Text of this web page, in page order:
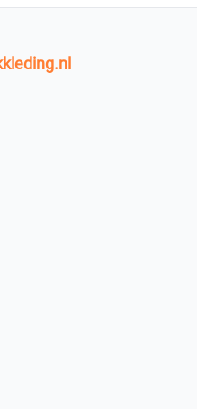
Uitverkocht